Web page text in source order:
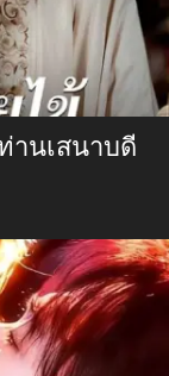
านเสนาบดี